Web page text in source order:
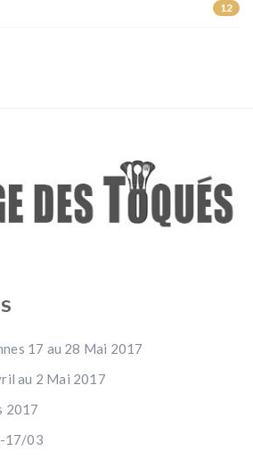
12
17 au 28 Mai 2017
au 2 Mai 2017
2017
17/03